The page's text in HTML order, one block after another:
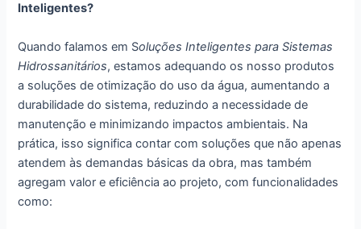
Inteligentes?
Quando falamos em Soluções Inteligentes para Sistemas
Hidrossanitários, estamos adequando os nosso produtos
a soluções de otimização do uso da água, aumentando a
durabilidade do sistema, reduzindo a necessidade de
manutenção e minimizando impactos ambientais. Na
prática, isso significa contar com soluções que não apenas
atendem às demandas básicas da obra, mas também
agregam valor e eficiência ao projeto, com funcionalidades
como: